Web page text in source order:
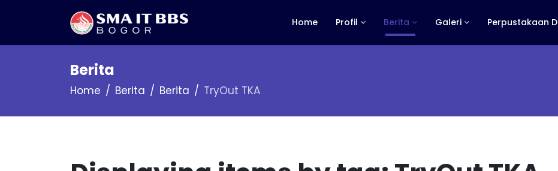
Home Profil Berita Galeri Perpustakaan
Berita
Home Berita Berita TryOut TKA